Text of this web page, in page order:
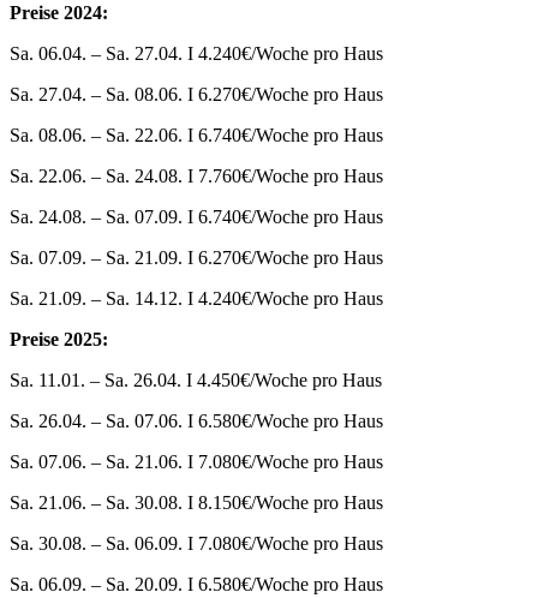
Preise 2024:
Sa. 06.04. – Sa. 27.04. I 4.240€/Woche pro Haus
Sa. 27.04. – Sa. 08.06. I 6.270€/Woche pro Haus
Sa. 08.06. – Sa. 22.06. I 6.740€/Woche pro Haus
Sa. 22.06. – Sa. 24.08. I 7.760€/Woche pro Haus
Sa. 24.08. – Sa. 07.09. I 6.740€/Woche pro Haus
Sa. 07.09. – Sa. 21.09. I 6.270€/Woche pro Haus
Sa. 21.09. – Sa. 14.12. I 4.240€/Woche pro Haus
Preise 2025:
Sa. 11.01. – Sa. 26.04. I 4.450€/Woche pro Haus
Sa. 26.04. – Sa. 07.06. I 6.580€/Woche pro Haus
Sa. 07.06. – Sa. 21.06. I 7.080€/Woche pro Haus
Sa. 21.06. – Sa. 30.08. I 8.150€/Woche pro Haus
Sa. 30.08. – Sa. 06.09. I 7.080€/Woche pro Haus
Sa. 06.09. – Sa. 20.09. I 6.580€/Woche pro Haus